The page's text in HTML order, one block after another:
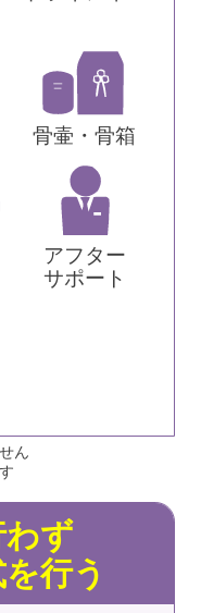
骨壷・骨箱
アフター
サポート
ん
わず
行う